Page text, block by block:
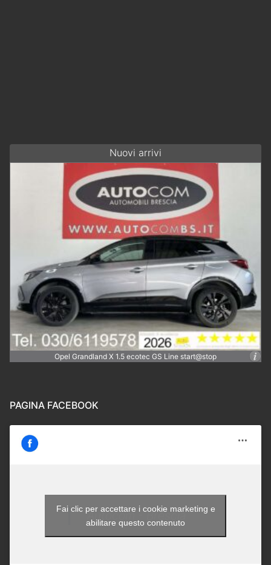
Nuovi arrivi
Opel Grandland X 1.5 ecotec GS Line start@stop
PAGINA FACEBOOK
Autocom - Brescia
Fai clic per accettare i cookie marketing e
abilitare questo contenuto